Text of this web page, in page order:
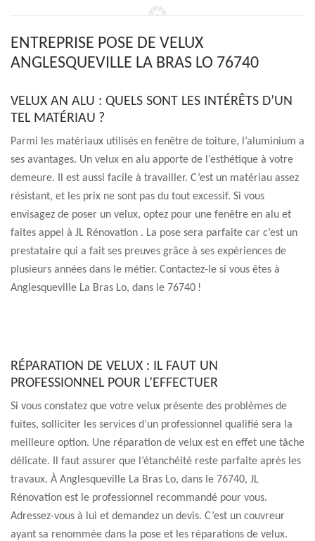
ENTREPRISE POSE DE VELUX
ANGLESQUEVILLE LA BRAS LO 76740
VELUX AN ALU : QUELS SONT LES INTÉRÊTS D’UN
TEL MATÉRIAU ?
Parmi les matériaux utilisés en fenêtre de toiture, l’aluminium a
ses avantages. Un velux en alu apporte de l’esthétique à votre
demeure. Il est aussi facile à travailler. C’est un matériau assez
résistant, et les prix ne sont pas du tout excessif. Si vous
envisagez de poser un velux, optez pour une fenêtre en alu et
faites appel à JL Rénovation . La pose sera parfaite car c’est un
prestataire qui a fait ses preuves grâce à ses expériences de
plusieurs années dans le métier. Contactez-le si vous êtes à
Anglesqueville La Bras Lo, dans le 76740 !
RÉPARATION DE VELUX : IL FAUT UN
PROFESSIONNEL POUR L’EFFECTUER
Si vous constatez que votre velux présente des problèmes de
fuites, solliciter les services d’un professionnel qualifié sera la
meilleure option. Une réparation de velux est en effet une tâche
délicate. Il faut assurer que l’étanchéité reste parfaite après les
travaux. À Anglesqueville La Bras Lo, dans le 76740, JL
Rénovation est le professionnel recommandé pour vous.
Adressez-vous à lui et demandez un devis. C’est un couvreur
ayant sa renommée dans la pose et les réparations de velux.